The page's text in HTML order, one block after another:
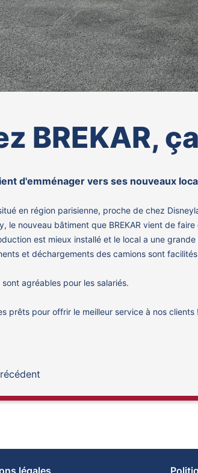
BREKAR,
d'emménager vers ses nouveaux
en région parisienne, proche de chez
le nouveau bâtiment que BREKAR vient de
est mieux installé et le local a une
et déchargements des camions sont
agréables pour les salariés.
prêts pour offrir le meilleur service à nos clients !
légales